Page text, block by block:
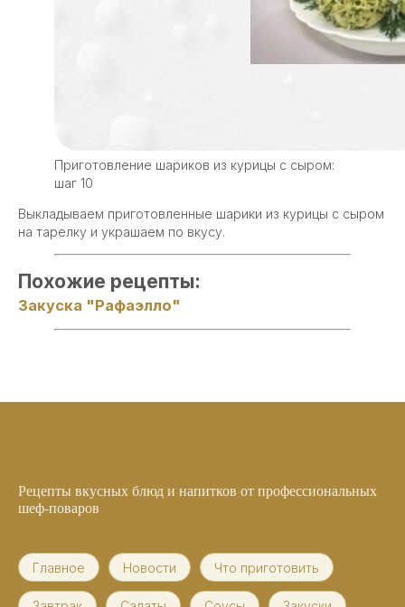
Приготовление шариков из курицы с сыром:
шаг 10
Выкладываем приготовленные шарики из курицы с сыром
на тарелку и украшаем по вкусу.
Похожие рецепты:
Закуска "Рафаэлло"
Рецепты вкусных блюд и напитков от профессиональных
шеф-поваров
Главное Новости Что приготовить